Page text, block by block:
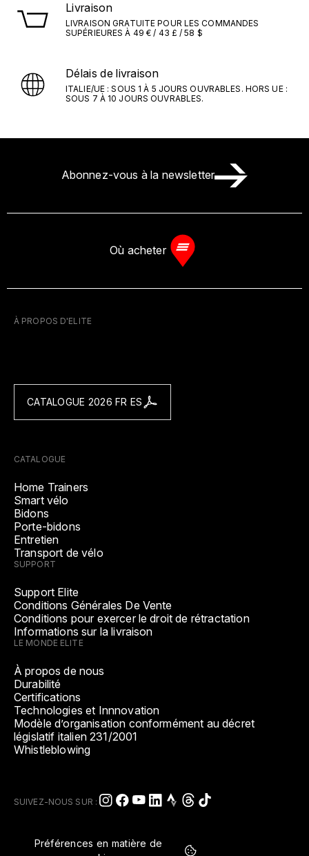
Livraison
LIVRAISON GRATUITE POUR LES COMMANDES
SUPÉRIEURES À 49 € / 43 £ / 58 $
Délais de livraison
ITALIE/UE : SOUS 1 À 5 JOURS OUVRABLES. HORS UE :
SOUS 7 À 10 JOURS OUVRABLES.
Abonnez-vous à la newsletter
Où acheter
À PROPOS D'ELITE
CATALOGUE 2026 FR ES
CATALOGUE
Home Trainers
Smart vélo
Bidons
Porte-bidons
Entretien
Transport de vélo
SUPPORT
Support Elite
Conditions Générales De Vente
Conditions pour exercer le droit de rétractation
Informations sur la livraison
LE MONDE ELITE
À propos de nous
Durabilité
Certifications
Technologies et Innnovation
Modèle d’organisation conformément au décret
législatif italien 231/2001
Whistleblowing
SUIVEZ-NOUS SUR :
Préférences en matière de